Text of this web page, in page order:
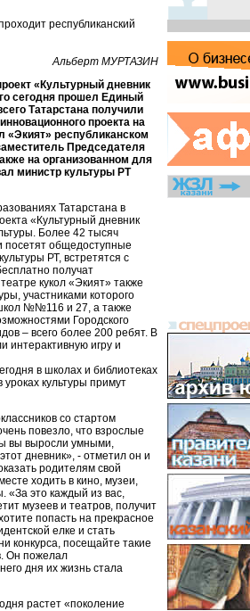
республиканский
Альберт МУРТАЗИН
«Культурный дневник
сегодня прошел Единый
Татарстана получили
проекта на
«Экият» республиканском
Председателя
на организованном для
министр культуры РТ
Татарстана в
«Культурный дневник
Более 42 тысяч
посетят общедоступные
РТ, встретятся с
получат
кукол «Экият» также
участниками которого
№№116 и 27, а также
Городского
– всего более 200 ребят. В
интерактивную игру и
в школах и библиотеках
культуры примут
со стартом
повезло, что взрослые
вы выросли умными,
дневник», - отметил он и
родителям свой
ходить в кино, музеи,
«За это каждый из вас,
музеев и театров, получит
попасть на прекрасное
елке и стать
конкурса, посещайте такие
Он пожелал
дня их жизнь стала
растет «поколение